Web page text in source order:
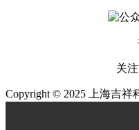
关
Copyright © 2025 上海吉祥